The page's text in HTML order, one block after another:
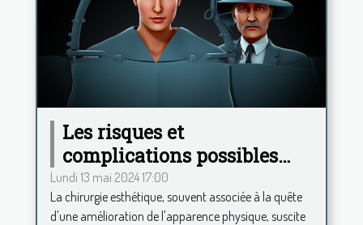
Les risques et
complications possibles
après une chirurgie
esthétique
Lundi 13 mai 2024 17:00
La chirurgie esthétique, souvent associée à la quête
d'une amélioration de l'apparence physique, suscite